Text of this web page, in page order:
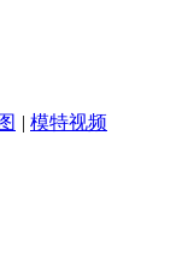
| 模特视频